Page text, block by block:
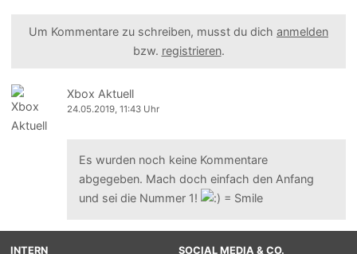
Um Kommentare zu schreiben, musst du dich anmelden
bzw. registrieren.
Xbox Aktuell
24.05.2019, 11:43 Uhr
Es wurden noch keine Kommentare
abgegeben. Mach doch einfach den Anfang
und sei die Nummer 1!
INTERN
SOCIAL MEDIA & CO.